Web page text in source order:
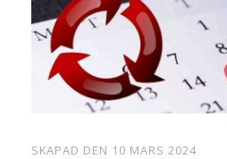
SKAPAD DEN 10 MARS 2024